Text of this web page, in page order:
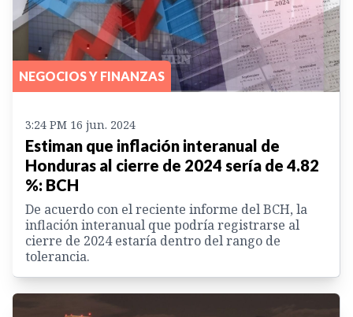
NEGOCIOS Y FINANZAS
3:24 PM 16 jun. 2024
Estiman que inflación interanual de
Honduras al cierre de 2024 sería de 4.82
%: BCH
De acuerdo con el reciente informe del BCH, la
inflación interanual que podría registrarse al
cierre de 2024 estaría dentro del rango de
tolerancia.